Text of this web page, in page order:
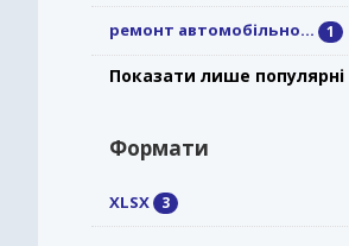
ремонт автомобільно... 1
Показати лише популярні
Формати
XLSX 3